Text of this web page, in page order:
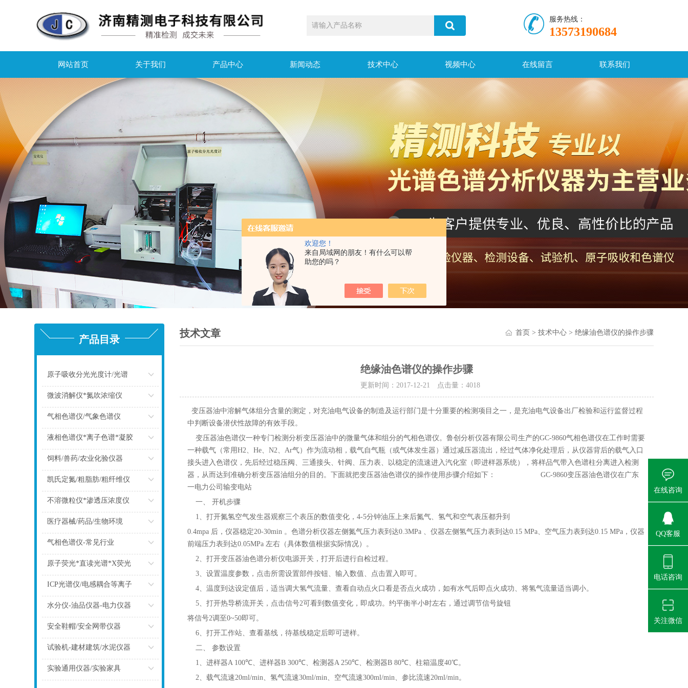
欢迎您！
来自局域网的朋友！有什么可以帮
助您的吗？
服务热线：
13573190684
网站首页 关于我们 产品中心 新闻动态 技术中心 视频中心 在线留言 联系我们
产品目录
原子吸收分光光度计/光谱
微波消解仪*氮吹浓缩仪
气相色谱仪/气象色谱仪
点击
液相色谱仪*离子色谱*凝胶
饲料/兽药/农业化验仪器
点击
凯氏定氮/粗脂肪/粗纤维仪
点击
不溶微粒仪*渗透压浓度仪
医疗器械/药品/生物环境
气相色谱仪-常见行业
点击
原子荧光*直读光谱*X荧光
点击
ICP光谱仪/电感耦合等离子
点击
水分仪-油品仪器-电力仪器
安全鞋帽/安全网带仪器
点击
试验机-建材建筑/水泥仪器
实验通用仪器/实验家具
技术文章 首页 > 技术中心> 绝缘油色谱仪的操作步骤
绝缘油色谱仪的操作步骤
更新时间：2017-12-21 点击量：4018
变压器油中溶解气体组分含量的测定，对充油电气设备的制造及运行部门是十分重要的检测项目之一，是充油电气设备出厂检验和运行监督过程
中判断设备潜伏性故障的有效手段。
变压器油色谱仪一种专门检测分析变压器油中的微量气体和组分的气相色谱仪。鲁创分析仪器有限公司生产的GC-9860气相色谱仪在工作时需要
一种载气（常用H2、He、N2、Ar气）作为流动相，载气自气瓶（或气体发生器）通过减压器流出，经过气体净化处理后，从仪器背后的载气入口
接头进入色谱仪，先后经过稳压阀、三通接头、针阀、压力表、以稳定的流速进入汽化室（即进样器系统），将样品气带入色谱柱分离进入检测
器，从而达到准确分析变压器油组分的目的。下面就把变压器油色谱仪的操作使用步骤介绍如下：
GC-9860变压器油色谱仪在广东
一电力公司输变电站
一、 开机步骤
1、打开氮氢空气发生器观察三个表压的数值变化，4-5分钟油压上来后氮气、氢气和空气表压都升到
0.4mpa 后，仪器稳定20-30min 。色谱分析仪器左侧氮气压力表到达0.3MPa 、仪器左侧氢气压力表到达0.15 MPa、空气压力表到达0.15 MPa，仪器
前端压力表到达0.05MPa 左右（具体数值根据实际情况）。
2、打开变压器油色谱分析仪电源开关，打开后进行自检过程。
3、设置温度参数，点击所需设置部件按钮、输入数值、点击置入即可。
4、温度到达设定值后，适当调大氢气流量、查看自动点火口看是否点火成功，如有水气后即点火成功、将氢气流量适当调小。
5、打开热导桥流开关，点击信号2可看到数值变化，即成功。约平衡半小时左右，通过调节信号旋钮
将信号2调至0~50即可。
6、打开工作站、查看基线，待基线稳定后即可进样。
二、 参数设置
1、进样器A 100℃、进样器B 300℃、检测器A 250℃、检测器B 80℃、柱箱温度40℃。
2、载气流速20ml/min、氢气流速30ml/min、空气流速300ml/min、参比流速20ml/min。
在线咨询
QQ客服
电话咨询
关注微信